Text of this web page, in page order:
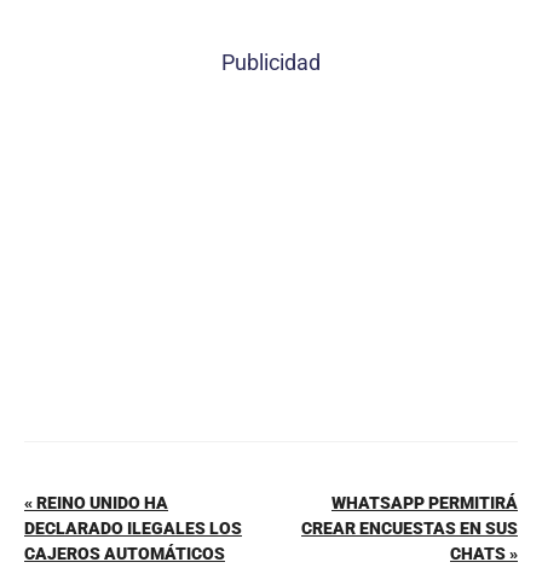
at ai m
Publicidad
« REINO UNIDO HA
DECLARADO ILEGALES LOS
CAJEROS AUTOMÁTICOS
WHATSAPP PERMITIRÁ
CREAR ENCUESTAS EN SUS
CHATS »